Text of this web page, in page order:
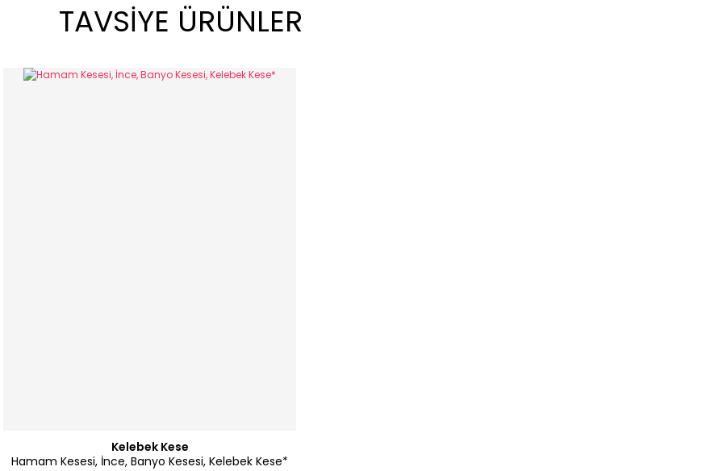
TAVSİYE ÜRÜNLER
Kelebek Kese
Hamam Kesesi, İnce, Banyo Kesesi, Kelebek Kese*